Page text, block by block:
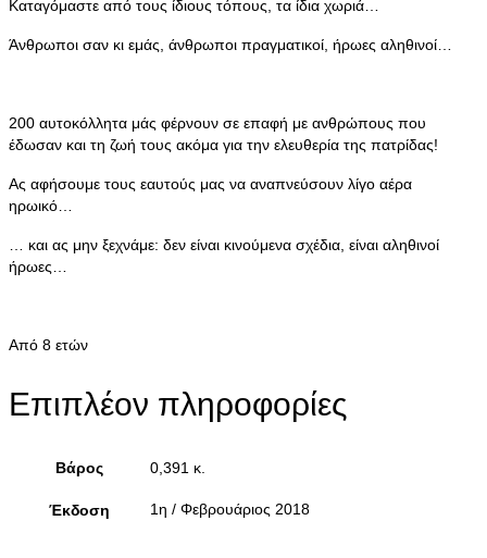
Καταγόμαστε από τους ίδιους τόπους, τα ίδια χωριά…
Άνθρωποι σαν κι εμάς, άνθρωποι πραγματικοί, ήρωες αληθινοί…
200 αυτοκόλλητα μάς φέρνουν σε επαφή με ανθρώπους που
έδωσαν και τη ζωή τους ακόμα για την ελευθερία της πατρίδας!
Ας αφήσουμε τους εαυτούς μας να αναπνεύσουν λίγο αέρα
ηρωικό…
… και ας μην ξεχνάμε: δεν είναι κινούμενα σχέδια, είναι αληθινοί
ήρωες…
Από 8 ετών
Επιπλέον πληροφορίες
Βάρος 0,391 κ.
Έκδοση 1η / Φεβρουάριος 2018